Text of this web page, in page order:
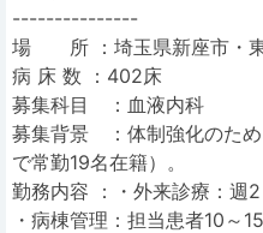
---------------
場 所 ：埼玉県新座市・東
病 床 数 ：402床
募集科目 ：血液内科
募集背景 ：体制強化のた
で常勤19名在籍）。
勤務内容 ：・外来診療：週
・病棟管理：担当患者10～